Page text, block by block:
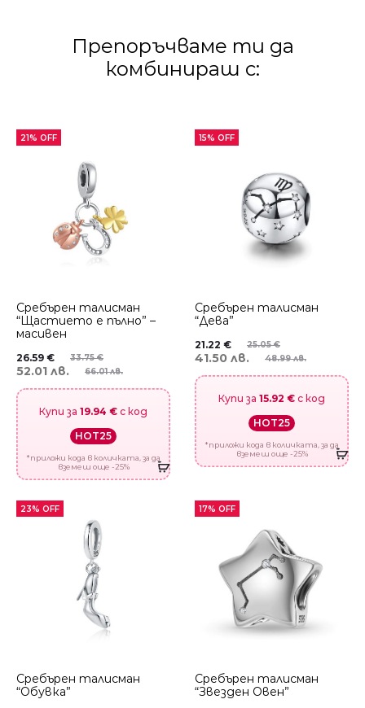
Препоръчваме ти да
комбинираш с:
21% OFF
Сребърен талисман
“Щастието е пълно” –
масивен
33.75€
26.59 €
66.01 лв.
52.01 лв.
Купи за 19.94 € с код
HOT25
*приложи кода в количката, за да
вземеш още -25%
15% OFF
Сребърен талисман
“Дева”
25.05€
21.22 €
48.99 лв.
41.50 лв.
Купи за 15.92 € с код
HOT25
*приложи кода в количката, за да
вземеш още -25%
23% OFF
Сребърен талисман
“Обувка”
17% OFF
Сребърен талисман
“Звезден Овен”